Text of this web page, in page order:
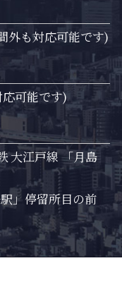
外も対応可能です)
可能です)
大江戸線 「月島
」停留所目の前